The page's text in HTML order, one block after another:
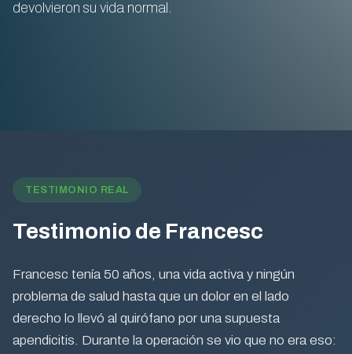
devolvieron su vida normal.
TESTIMONIO REAL
Testimonio de Francesc
Francesc tenía 50 años, una vida activa y ningún
problema de salud hasta que un dolor en el lado
derecho lo llevó al quirófano por una supuesta
apendicitis. Durante la operación se vio que no era eso: